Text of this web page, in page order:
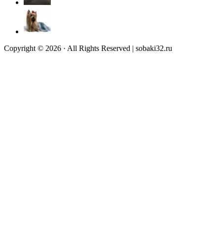
Copyright © 2026 · All Rights Reserved | sobaki32.ru